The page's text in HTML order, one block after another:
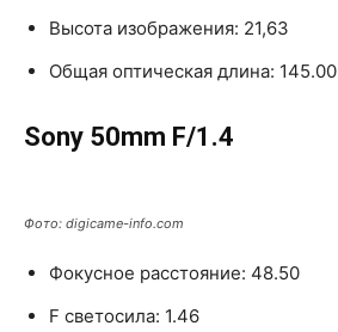
Высота изображения: 21,63
Общая оптическая длина: 145.00
Sony 50mm F/1.4
Фото: digicame-info.com
Фокусное расстояние: 48.50
F светосила: 1.46